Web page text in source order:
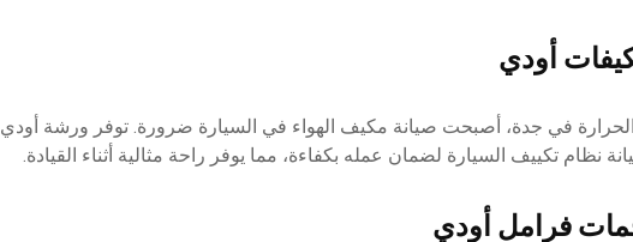
أودي
في جدة، أصبحت صيانة مكيف الهواء في السيارة ضرورة. توفر ورشة أودي
تكييف السيارة لضمان عمله بكفاءة، مما يوفر راحة مثالية أثناء القيادة.
فرامل أودي